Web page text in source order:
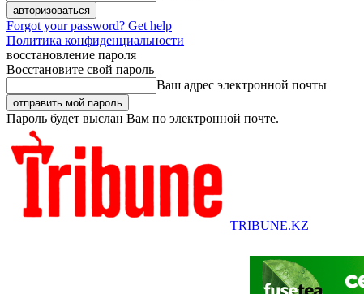
Forgot your password? Get help
Политика конфиденциальности
восстановление пароля
Восстановите свой пароль
Ваш адрес электронной почты
Пароль будет выслан Вам по электронной почте.
TRIBUNE.KZ